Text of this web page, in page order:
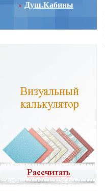
Душ.Кабины